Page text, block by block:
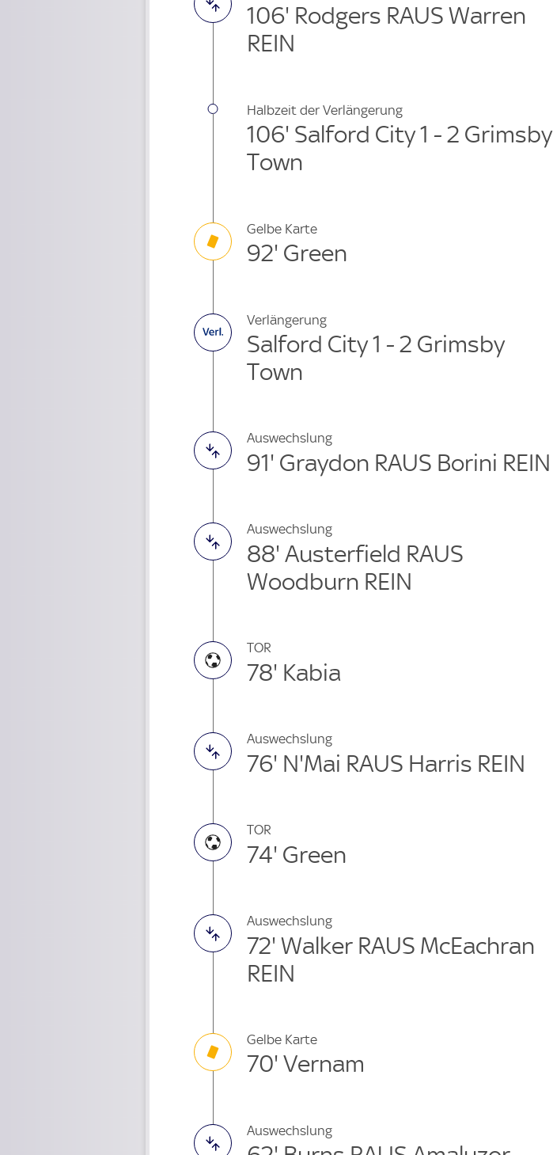
106' Rodgers RAUS Warren
REIN
Halbzeit der Verlängerung
106' Salford City 1 - 2 Grimsby
Town
Gelbe Karte
92' Green
Verlängerung
Salford City 1 - 2 Grimsby
Town
Auswechslung
91' Graydon RAUS Borini REIN
Auswechslung
88' Austerfield RAUS
Woodburn REIN
TOR
78' Kabia
Auswechslung
76' N'Mai RAUS Harris REIN
TOR
74' Green
Auswechslung
72' Walker RAUS McEachran
REIN
Gelbe Karte
70' Vernam
Auswechslung